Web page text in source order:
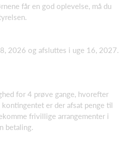
får en god oplevelse, må du
2026 og afsluttes i uge 16, 2027.
for 4 prøve gange, hvorefter
er der afsat penge til
frivillige arrangementer i
betaling.